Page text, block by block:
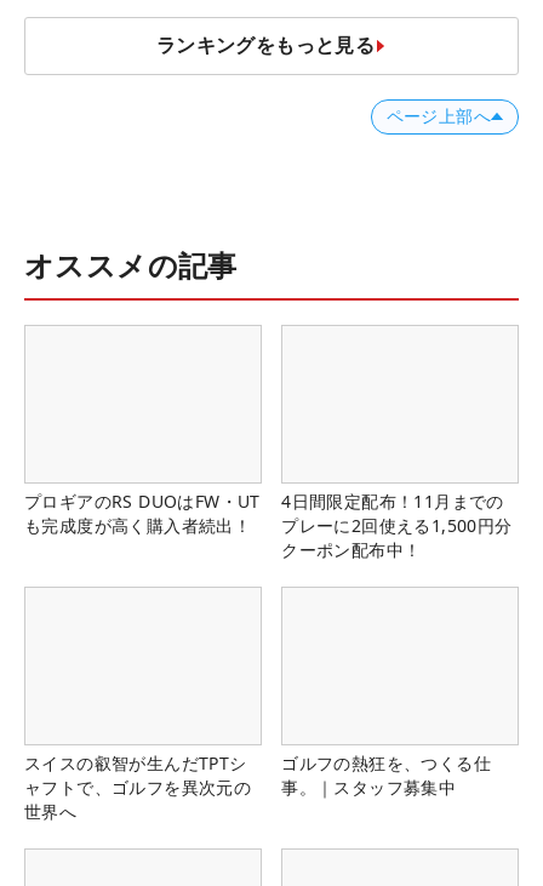
ランキングをもっと見る
ページ上部へ
オススメの記事
プロギアのRS DUOはFW・UT
も完成度が高く購入者続出！
4日間限定配布！11月までの
プレーに2回使える1,500円分
クーポン配布中！
スイスの叡智が生んだTPTシ
ャフトで、ゴルフを異次元の
世界へ
ゴルフの熱狂を、つくる仕
事。｜スタッフ募集中